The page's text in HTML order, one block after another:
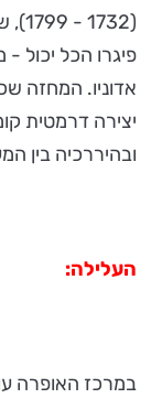
פיגרו הכל יכול
אדוניו. המחזה
יצירה דרמטית
ובהיררכיה בין
העלילה:
במרכז האופרה